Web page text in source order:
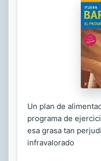
Un plan de
programa de
esa grasa tan
infravalorado